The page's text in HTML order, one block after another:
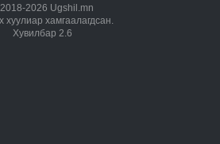
2026 Ugshil.mn
хуулиар хамгаалагдсан.
Хувилбар 2.6